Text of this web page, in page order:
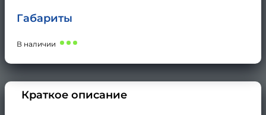
Габариты
В наличии
Краткое описание